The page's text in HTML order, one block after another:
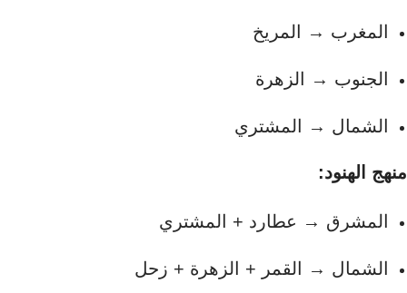
المغرب → المريخ
الجنوب → الزهرة
الشمال → المشتري
منهج الهنود:
المشرق → عطارد + المشتري
الشمال → القمر + الزهرة + زحل